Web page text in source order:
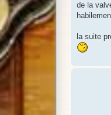
de la
la suite